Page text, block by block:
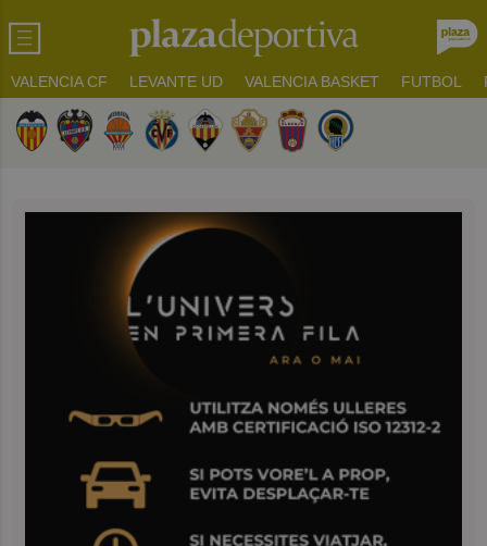
VALENCIA CF LEVANTE UD VALENCIA BASKET FUTBOL